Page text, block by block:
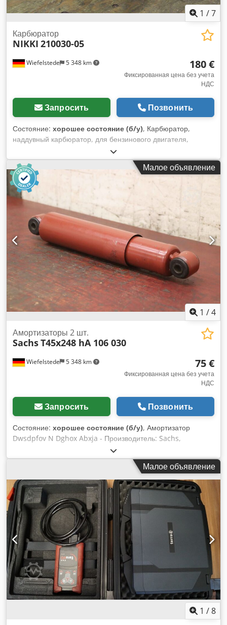
1 /7
Wiefelstede 5 348 km
Карбюратор
NIKKI 210030-05
180 €
Фиксированная цена без учета
НДС
Запросить Позвонить
Состояние: хорошее состояние (б/у), Карбюратор,
наддувный карбюратор, для бензинового двигателя,
Dwjdpsfh Smpofx Abxoa -Тип: 210030-05 2 6 Z 03 Z
-Количество: 9 шт. карбюраторов в наличии -Цена: за штуку
-Габариты: 170/140/В220 мм -Вес: 1,9 кг/шт.Малое объявление
1 /4
Wiefelstede 5 348 km
Амортизаторы 2 шт.
SachsT45x248 hA 106 030
75 €
Фиксированная цена без учета
НДС
Запросить Позвонить
Состояние: хорошее состояние (б/у), Амортизатор
Dwsdpfov N Dghox Abxja - Производитель: Sachs,
амортизатор тип T45x248 hA, 2 шт. Артикул: 25 1700 106
Крепление: Ø 16 мм / Расстояние 425 мм - Цена/поставка:
комплектно - Размеры: Ø 75 x 480 мм - Вес: 5,5 кг/шт.
Малое объявление
1 /8